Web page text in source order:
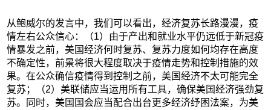
从鲍威尔的发言中，我们可以看出，经济复苏长路漫漫，疫
情左右公众信心：（1）由于产出和就业水平仍远低于新冠疫
情暴发之前，美国经济何时复苏、复苏力度如何均存在高度
不确定性，前景将很大程度取决于疫情走势和控制措施的效
果。在公众确信疫情得到控制之前，美国经济不太可能完全
复苏；（2）美联储应当运用所有工具，确保美国经济强劲复
苏。同时，美国国会应当配合出台更多经济纾困法案，为美